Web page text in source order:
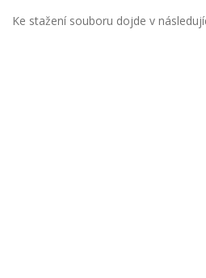
Ke stažení souboru dojde v